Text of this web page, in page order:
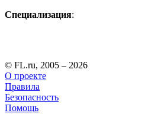
Специализация:
© FL.ru, 2005 – 2026
О проекте
Правила
Безопасность
Помощь